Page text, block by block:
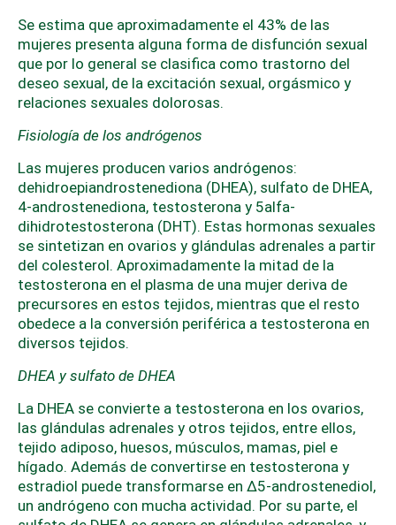
Se estima que aproximadamente el 43% de las
mujeres presenta alguna forma de disfunción sexual
que por lo general se clasifica como trastorno del
deseo sexual, de la excitación sexual, orgásmico y
relaciones sexuales dolorosas.
Fisiología de los andrógenos
Las mujeres producen varios andrógenos:
dehidroepiandrostenediona (DHEA), sulfato de DHEA,
4-androstenediona, testosterona y 5alfa-
dihidrotestosterona (DHT). Estas hormonas sexuales
se sintetizan en ovarios y glándulas adrenales a partir
del colesterol. Aproximadamente la mitad de la
testosterona en el plasma de una mujer deriva de
precursores en estos tejidos, mientras que el resto
obedece a la conversión periférica a testosterona en
diversos tejidos.
DHEA y sulfato de DHEA
La DHEA se convierte a testosterona en los ovarios,
las glándulas adrenales y otros tejidos, entre ellos,
tejido adiposo, huesos, músculos, mamas, piel e
hígado. Además de convertirse en testosterona y
estradiol puede transformarse en Δ5-androstenediol,
un andrógeno con mucha actividad. Por su parte, el